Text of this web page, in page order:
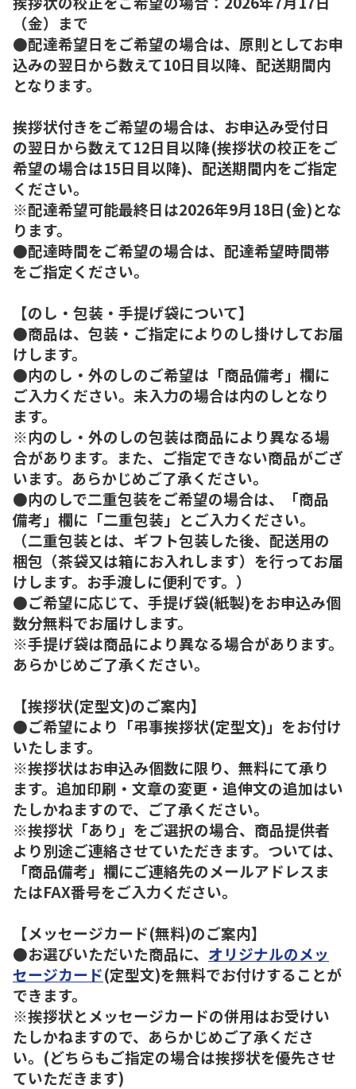
（金）まで
●配達希望日をご希望の場合は、原則としてお申
込みの翌日から数えて10日目以降、配送期間内
となります。
挨拶状付きをご希望の場合は、お申込み受付日
の翌日から数えて12日目以降(挨拶状の校正をご
希望の場合は15日目以降)、配送期間内をご指定
ください。
※配達希望可能最終日は2026年9月18日(金)とな
ります。
●配達時間をご希望の場合は、配達希望時間帯
をご指定ください。
【のし・包装・手提げ袋について】
●商品は、包装・ご指定によりのし掛けしてお届
けします。
●内のし・外のしのご希望は「商品備考」欄に
ご入力ください。未入力の場合は内のしとなり
ます。
※内のし・外のしの包装は商品により異なる場
合があります。また、ご指定できない商品がござ
います。あらかじめご了承ください。
●内のしで二重包装をご希望の場合は、「商品
備考」欄に「二重包装」とご入力ください。
（二重包装とは、ギフト包装した後、配送用の
梱包（茶袋又は箱にお入れします）を行ってお届
けします。お手渡しに便利です。）
●ご希望に応じて、手提げ袋(紙製)をお申込み個
数分無料でお届けします。
※手提げ袋は商品により異なる場合があります。
あらかじめご了承ください。
【挨拶状(定型文)のご案内】
●ご希望により「弔事挨拶状(定型文)」をお付け
いたします。
※挨拶状はお申込み個数に限り、無料にて承り
ます。追加印刷・文章の変更・追伸文の追加はい
たしかねますので、ご了承ください。
※挨拶状「あり」をご選択の場合、商品提供者
より別途ご連絡させていただきます。ついては、
「商品備考」欄にご連絡先のメールアドレスま
たはFAX番号をご入力ください。
【メッセージカード(無料)のご案内】
●お選びいただいた商品に、 オリジナルのメッ
セージカード(定型文)を無料でお付けすることが
できます。
※挨拶状とメッセージカードの併用はお受けい
たしかねますので、あらかじめご了承くださ
い。(どちらもご指定の場合は挨拶状を優先させ
ていただきます)